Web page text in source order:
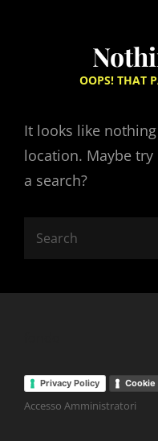
OOPS! THAT
It looks like
location. Maybe
a search?
Search
Privacy Policy Cookie
Accesso Amministratori